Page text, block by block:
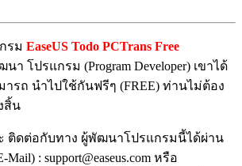
รม EaseUS Todo PCTrans Free
โปรแกรม (Program Developer) เขาได้
รถ นำไปใช้กันฟรีๆ (FREE) ท่านไม่ต้อง
สิ้น
ติดต่อกับทาง ผู้พัฒนาโปรแกรมนี้ได้ผ่าน
: support@easeus.com หรือ